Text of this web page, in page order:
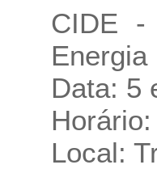
CIDE -
Data: 5
Local: